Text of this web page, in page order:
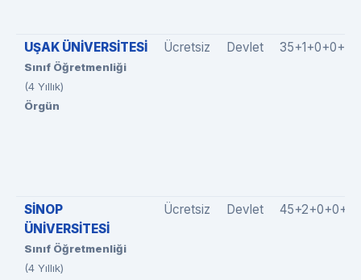
UŞAK ÜNİVERSİTESİ
Sınıf Öğretmenliği
(4 Yıllık)
Örgün
Ücretsiz Devlet 35+1+0+0+0
SİNOP
ÜNİVERSİTESİ
Sınıf Öğretmenliği
(4 Yıllık)
Ücretsiz Devlet 45+2+0+0+0